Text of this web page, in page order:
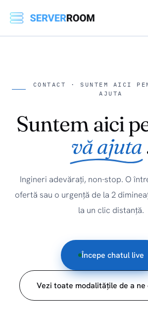
CONTACT · SUNTEM AICI
AJUTA
Suntem aici
vă ajuta
Ingineri adevărați, non-stop. O
ofertă sau o urgență de la 2
la un clic distanță.
Începe chatul live
Vezi toate modalitățile de a ne